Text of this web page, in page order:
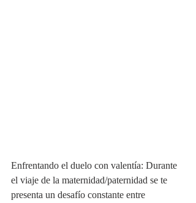
Enfrentando el duelo con valentía: Durante
el viaje de la maternidad/paternidad se te
presenta un desafío constante entre